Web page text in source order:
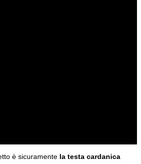
è sicuramente la testa cardanica